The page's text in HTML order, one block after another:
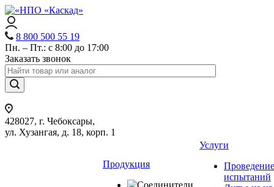
8 800 500 55 19
Пн. – Пт.: с 8:00 до 17:00
Заказать звонок
428027, г. Чебоксары,
ул. Хузангая, д. 18, корп. 1
Продукция
Услуги
Проведение
испытаний